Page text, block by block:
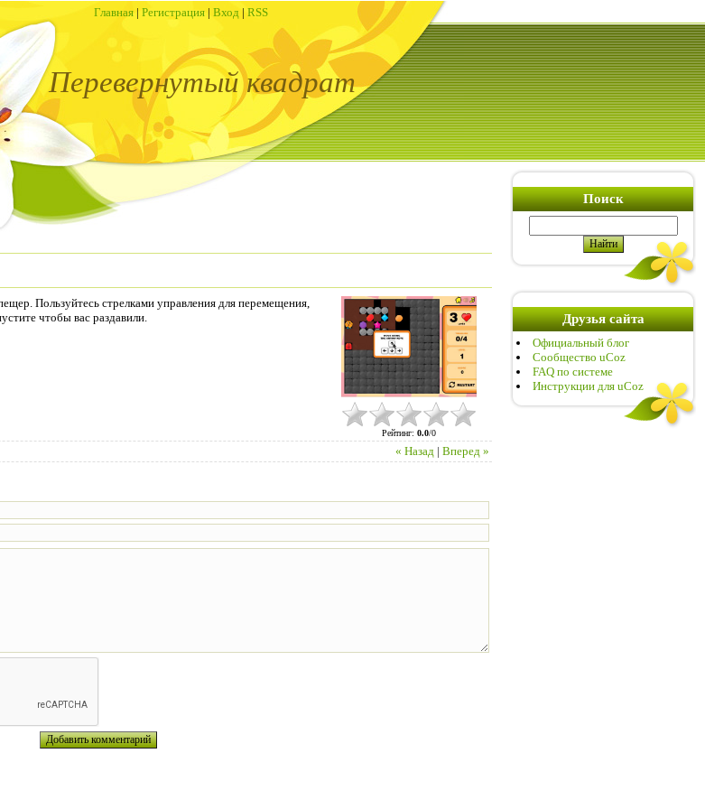
Главная | Регистрация | Вход | RSS
Перевернутый квадрат
Пользуйтесь стрелками управления для перемещения,
чтобы вас раздавили.
Рейтинг: 0.0/0
« Назад | Вперед »
Поиск
Друзья сайта
Официальный блог
Сообщество uCoz
FAQ по системе
Инструкции для uCoz